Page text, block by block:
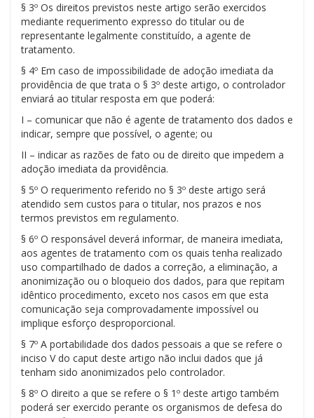
§ 3º Os direitos previstos neste artigo serão exercidos
mediante requerimento expresso do titular ou de
representante legalmente constituído, a agente de
tratamento.
§ 4º Em caso de impossibilidade de adoção imediata da
providência de que trata o § 3º deste artigo, o controlador
enviará ao titular resposta em que poderá:
I – comunicar que não é agente de tratamento dos dados e
indicar, sempre que possível, o agente; ou
II – indicar as razões de fato ou de direito que impedem a
adoção imediata da providência.
§ 5º O requerimento referido no § 3º deste artigo será
atendido sem custos para o titular, nos prazos e nos
termos previstos em regulamento.
§ 6º O responsável deverá informar, de maneira imediata,
aos agentes de tratamento com os quais tenha realizado
uso compartilhado de dados a correção, a eliminação, a
anonimização ou o bloqueio dos dados, para que repitam
idêntico procedimento, exceto nos casos em que esta
comunicação seja comprovadamente impossível ou
implique esforço desproporcional.
§ 7º A portabilidade dos dados pessoais a que se refere o
inciso V do caput deste artigo não inclui dados que já
tenham sido anonimizados pelo controlador.
§ 8º O direito a que se refere o § 1º deste artigo também
poderá ser exercido perante os organismos de defesa do